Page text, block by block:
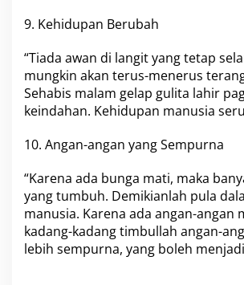
9. Kehidupan Berubah
“Tiada awan di langit yang tetap
mungkin akan terus-menerus
Sehabis malam gelap gulita lahir
keindahan. Kehidupan manusia
10. Angan-angan yang Sempurna
“Karena ada bunga mati, maka
yang tumbuh. Demikianlah pula
manusia. Karena ada angan-angan
kadang-kadang timbullah angan-
lebih sempurna, yang boleh